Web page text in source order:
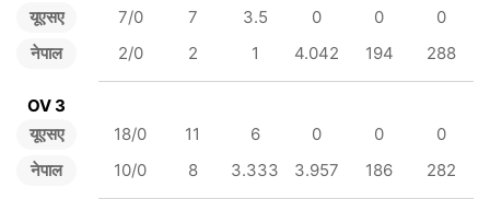
यूएसए
नेपाल
7/0 7 3.5 0 0
0
2/0
2 1 4.042 194 288
OV 3
यूएसए
नेपाल
18/0 11 6 0 0
0
10/0
8 3.333 3.957 186 282